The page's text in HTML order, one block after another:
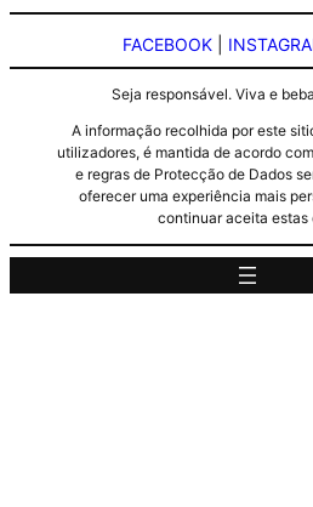
FACEBOOK
Seja responsável. Viva e
A informação recolhida por este
utilizadores, é mantida de acordo
e regras de Protecção de Dados
oferecer uma experiência mais
continuar aceita estas